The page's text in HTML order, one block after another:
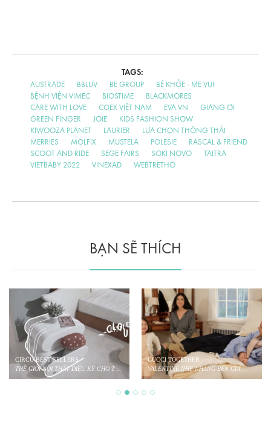
TAGS:
AUSTRADE BBLUV BE GROUP
BÉ KHỎE - MẸ VUI
BỆNH VIỆN VIMEC
BIOSTIME
BLACKMORES
CARE WITH LOVE
COEX VIỆT NAM EVA.VN
GIANG ƠI
GREEN FINGER
JOIE
KIDS FASHION SHOW
KIWOOZA PLANET
LAURIER
LỰA CHỌN THÔNG THÁI
MERRIES
MOLFIX MUSTELA POLESIE
RASCAL & FRIEND
SCOOT AND RIDE
SEGE FAIRS SOKI NOVO
TAITRA
VIETBABY 2022
VINEXAD WEBTRETHO
BẠN SẼ THÍCH
CIRCU BEST SELLERS
THẾ GIỚI NỘI THẤT DIỆU KỲ CHO TRẺ
NHỎ
GUCCI TOGETHER
VALENTINE NHẸ NHÀNG BÊN GIA
ĐÌNH